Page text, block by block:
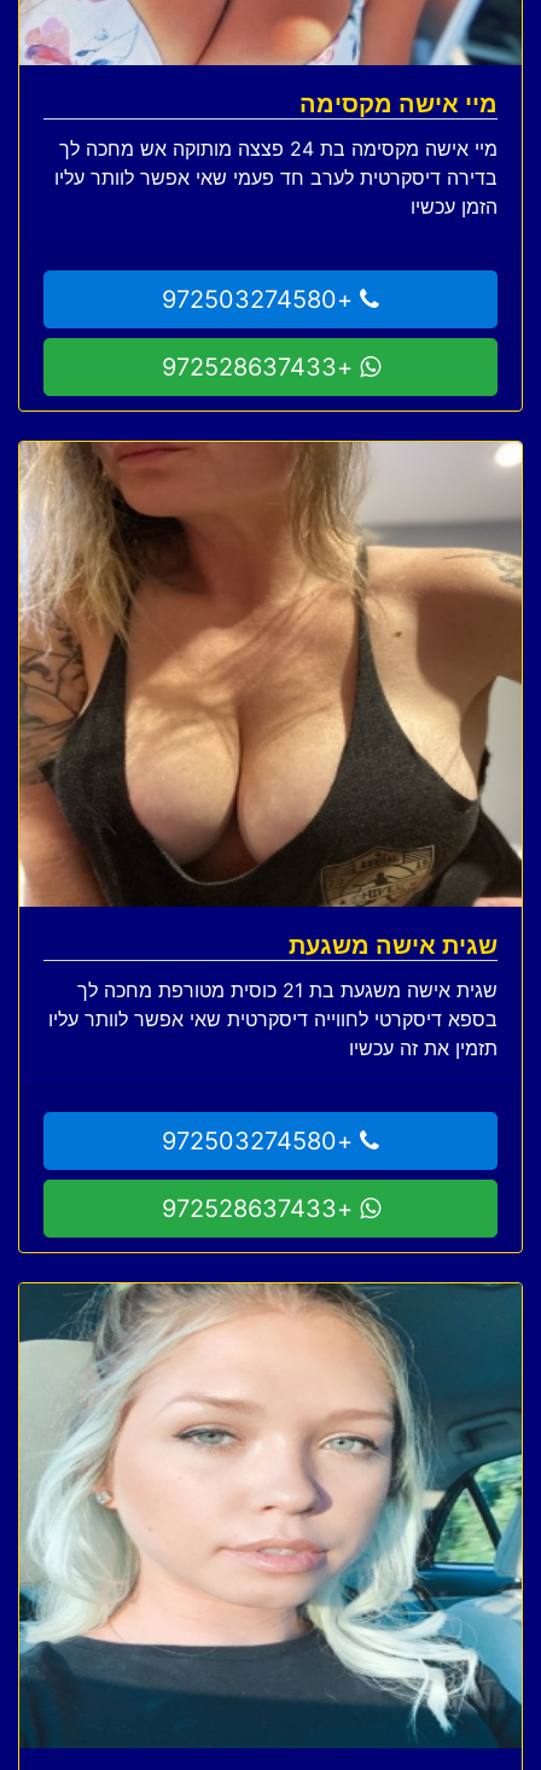
מיי אישה מקסימה
מיי אישה מקסימה בת 24 פצצה מותוקה אש מחכה לך
בדירה דיסקרטית לערב חד פעמי שאי אפשר לוותר עליו
הזמן עכשיו
+972503274580
+972528637433
שגית אישה משגעת
שגית אישה משגעת בת 21 כוסית מטורפת מחכה לך
בספא דיסקרטי לחווייה דיסקרטית שאי אפשר לוותר עליו
תזמין את זה עכשיו
+972503274580
+972528637433